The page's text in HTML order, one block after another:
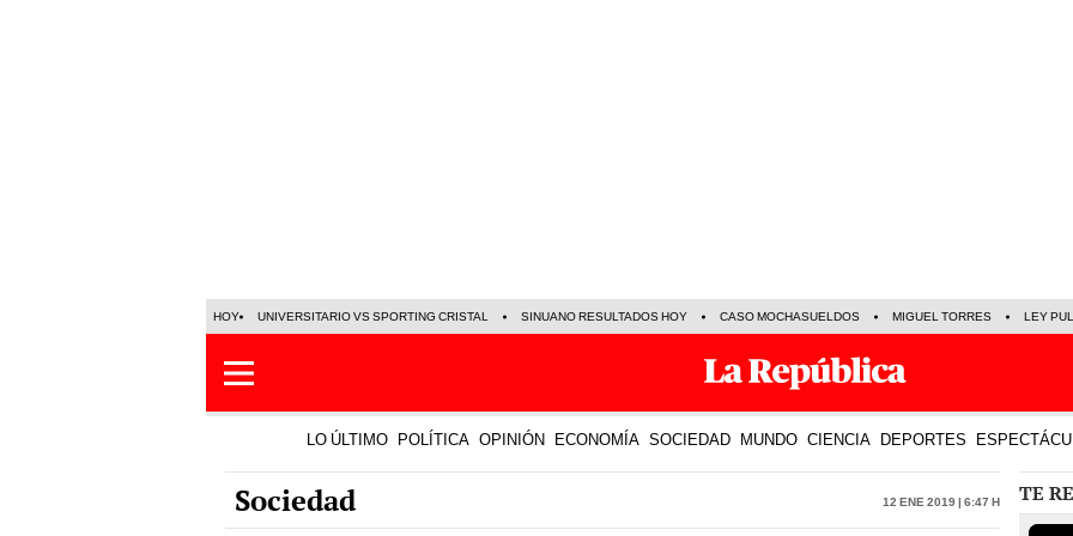
HOY UNIVERSITARIO VS SPORTING CRISTAL SINUANO RESULTADOS HOY CASO MOCHASUELDOS MIGUEL TORRES LEY
LO ÚLTIMO POLÍTICA OPINIÓN ECONOMÍA SOCIEDAD MUNDO CIENCIA DEPORTES
Sociedad 12 Ene 2019 | 6:47 h TE